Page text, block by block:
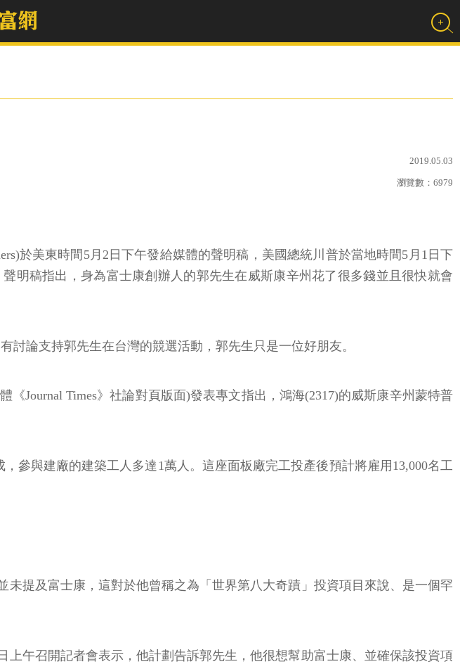
2019.05.03
瀏覽數： 6979
於美東時間5月2日下午發給媒體的聲明稿，美國總統川普於當地時間5月1日下
明稿指出，身為富士康創辦人的郭先生在威斯康辛州花了很多錢並且很快就會
討論支持郭先生在台灣的競選活動，郭先生只是一位好朋友。
Journal Times》社論對頁版面)發表專文指出，鴻海(2317)的威斯康辛州蒙特普
參與建廠的建築工人多達1萬人。這座面板廠完工投產後預計將雇用13,000名工
未提及富士康，這對於他曾稱之為「世界第八大奇蹟」投資項目來說、是一個罕
上午召開記者會表示，他計劃告訴郭先生，他很想幫助富士康、並確保該投資項